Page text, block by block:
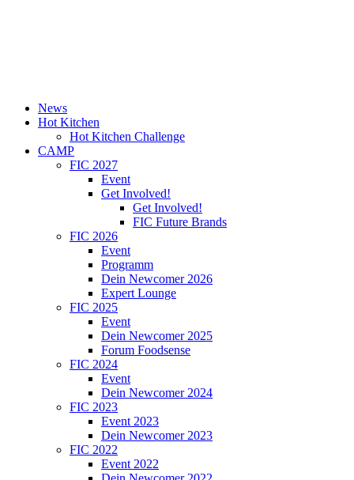
News
Hot Kitchen
Hot Kitchen Challenge
CAMP
FIC 2027
Event
Get Involved!
Get Involved!
FIC Future Brands
FIC 2026
Event
Programm
Dein Newcomer 2026
Expert Lounge
FIC 2025
Event
Dein Newcomer 2025
Forum Foodsense
FIC 2024
Event
Dein Newcomer 2024
FIC 2023
Event 2023
Dein Newcomer 2023
FIC 2022
Event 2022